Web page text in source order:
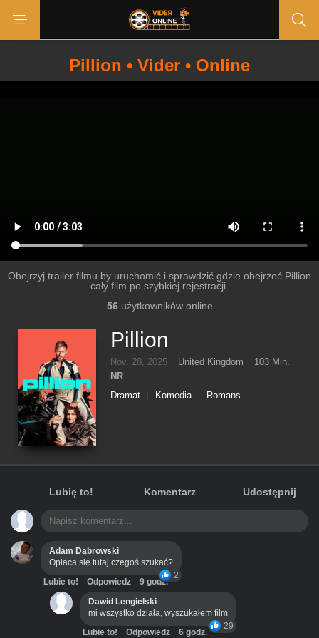
Pillion • Vider • Online
Obejrzyj trailer filmu by uruchomić i sprawdzić gdzie obejrzeć Pillion
cały film po szybkiej rejestracji.
56użytkowników online
Pillion
Nov. 28, 2025 United Kingdom
103 Min.
NR
Dramat
Komedia Romans
Lubię to! Komentarz Udostępnij
Adam Dąbrowski
Opłaca się tutaj czegoś szukać?
2
Lubie to! Odpowiedz
9 godz.
Dawid Lengielski
mi wszystko działa, wyszukałem film
29
Lubie to! Odpowiedz
6 godz.